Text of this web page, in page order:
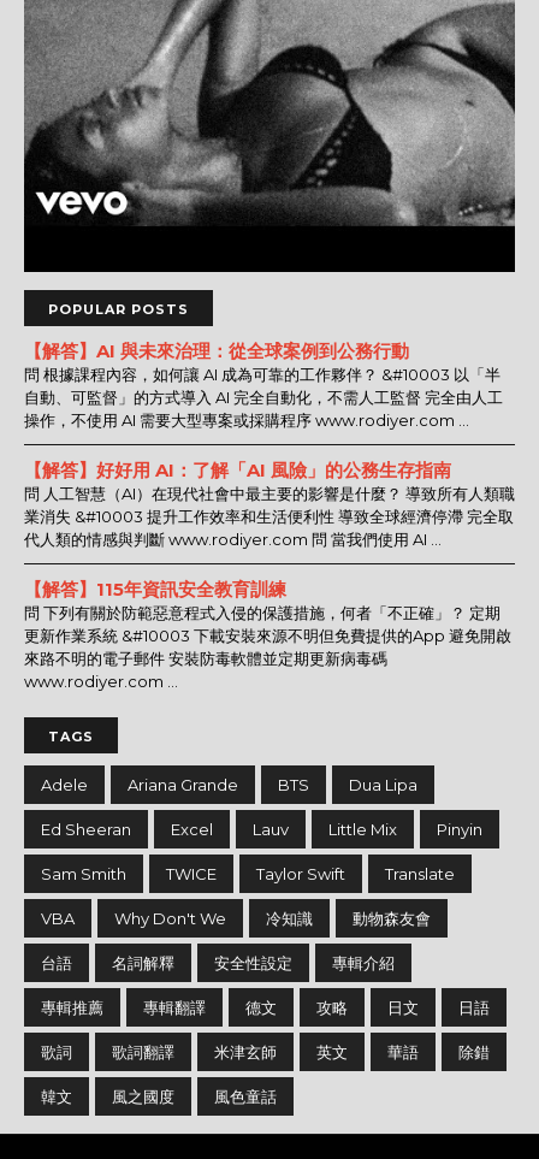
POPULAR POSTS
【解答】AI 與未來治理：從全球案例到公務行動
問 根據課程內容，如何讓 AI 成為可靠的工作夥伴？ &#10003 以「半
自動、可監督」的方式導入 AI 完全自動化，不需人工監督 完全由人工
操作，不使用 AI 需要大型專案或採購程序 www.rodiyer.com ...
【解答】好好用 AI：了解「AI 風險」的公務生存指南
問 人工智慧（AI）在現代社會中最主要的影響是什麼？ 導致所有人類職
業消失 &#10003 提升工作效率和生活便利性 導致全球經濟停滯 完全取
代人類的情感與判斷 www.rodiyer.com 問 當我們使用 AI ...
【解答】115年資訊安全教育訓練
問 下列有關於防範惡意程式入侵的保護措施，何者「不正確」？ 定期
更新作業系統 &#10003 下載安裝來源不明但免費提供的App 避免開啟
來路不明的電子郵件 安裝防毒軟體並定期更新病毒碼
www.rodiyer.com ...
TAGS
Adele Ariana Grande BTS Dua Lipa
Ed Sheeran Excel Lauv Little Mix Pinyin
Sam Smith TWICE Taylor Swift Translate
VBA Why Don't We 冷知識 動物森友會
台語 名詞解釋 安全性設定 專輯介紹
專輯推薦 專輯翻譯 德文 攻略 日文 日語
歌詞 歌詞翻譯 米津玄師 英文 華語 除錯
韓文 風之國度 風色童話